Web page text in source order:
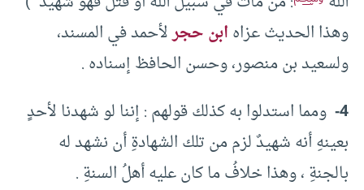
وهذا الحديث عزاهابن حجرلأحمد في المسند،
ولسعيد بن منصور، وحسن الحافظ إسناده .
4- ومما استدلوا به كذلك قولهم : إننا لو شهدنا لأحدٍ
بعينهِ أنه شهيدٌ لزم من تلك الشهادةِ أن نشهد له
بالجنةِ ، وهذا خلافُ ما كان عليه أهلُ السنةِ .